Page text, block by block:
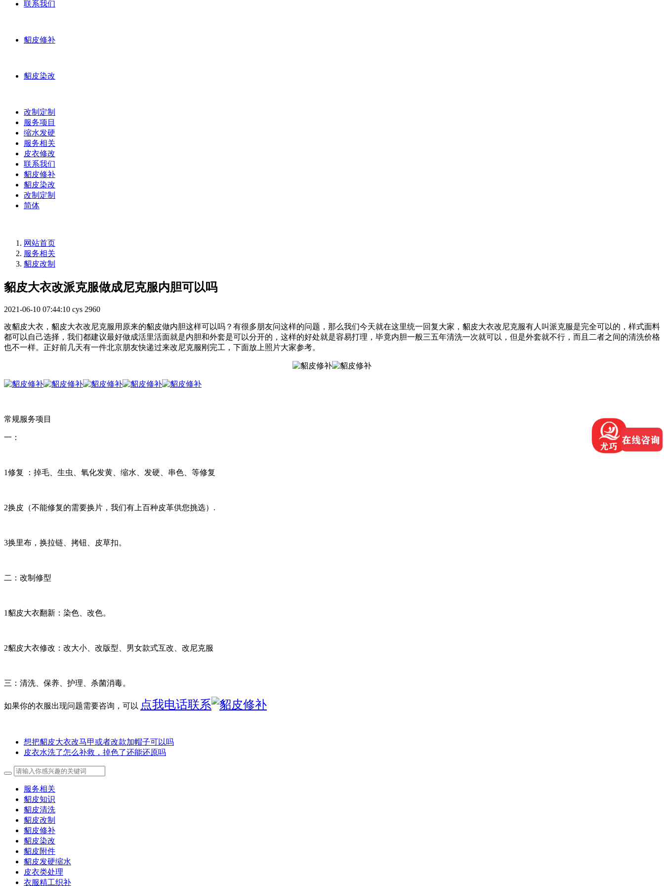
联系我们
貂皮修补
貂皮染改
改制定制
服务项目
缩水发硬
服务相关
皮衣修改
联系我们
貂皮修补
貂皮染改
改制定制
简体
网站首页
服务相关
貂皮改制
貂皮大衣改派克服做成尼克服内胆可以吗
2021-06-10 07:44:10 cys 2960
改貂皮大衣，貂皮大衣改尼克服用原来的貂皮做内胆这样可以吗？有很多朋友问这样的问题，那么我们今天就在这里统一回复大家，貂皮大衣改尼克服有人叫派克服是完全可以的，样式面料
都可以自己选择，我们都建议最好做成活里活面就是内胆和外套是可以分开的，这样的好处就是容易打理，毕竟内胆一般三五年清洗一次就可以，但是外套就不行，而且二者之间的清洗价格
也不一样。正好前几天有一件北京朋友快递过来改尼克服刚完工，下面放上照片大家参考。
常规服务项目
一：
1修复 ：掉毛、生虫、氧化发黄、缩水、发硬、串色、等修复
2换皮（不能修复的需要换片，我们有上百种皮革供您挑选）.
3换里布，换拉链、拷钮、皮草扣。
二：改制修型
1貂皮大衣翻新：染色、改色。
2貂皮大衣修改：改大小、改版型、男女款式互改、改尼克服
三：清洗、保养、护理、杀菌消毒。
如果你的衣服出现问题需要咨询，可以 点我电话联系
想把貂皮大衣改马甲或者改款加帽子可以吗
皮衣水洗了怎么补救，掉色了还能还原吗
服务相关
貂皮知识
貂皮清洗
貂皮改制
貂皮修补
貂皮染改
貂皮附件
貂皮发硬缩水
皮衣类处理
衣服精工织补